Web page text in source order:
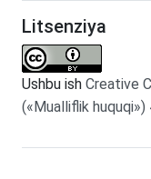
Litsenziya
Ushbu ish Creative
(«Mualliflik